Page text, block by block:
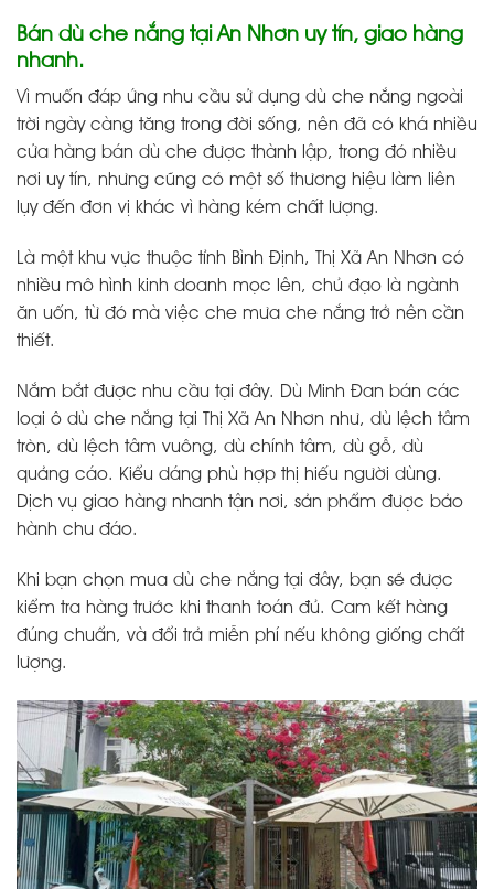
Bán dù che nắng tại An Nhơn uy tín, giao hàng
nhanh.
Vì muốn đáp ứng nhu cầu sử dụng dù che nắng ngoài
trời ngày càng tăng trong đời sống, nên đã có khá nhiều
cửa hàng bán dù che được thành lập, trong đó nhiều
nơi uy tín, nhưng cũng có một số thương hiệu làm liên
lụy đến đơn vị khác vì hàng kém chất lượng.
Là một khu vực thuộc tỉnh Bình Định, Thị Xã An Nhơn có
nhiều mô hình kinh doanh mọc lên, chủ đạo là ngành
ăn uốn, từ đó mà việc che mưa che nắng trở nên cần
thiết.
Nắm bắt được nhu cầu tại đây. Dù Minh Đan bán các
loại ô dù che nắng tại Thị Xã An Nhơn như, dù lệch tâm
tròn, dù lệch tâm vuông, dù chính tâm, dù gỗ, dù
quảng cáo. Kiểu dáng phù hợp thị hiếu người dùng.
Dịch vụ giao hàng nhanh tận nơi, sản phẩm được bảo
hành chu đáo.
Khi bạn chọn mua dù che nắng tại đây, bạn sẽ được
kiểm tra hàng trước khi thanh toán đủ. Cam kết hàng
đúng chuẩn, và đổi trả miễn phí nếu không giống chất
lượng.